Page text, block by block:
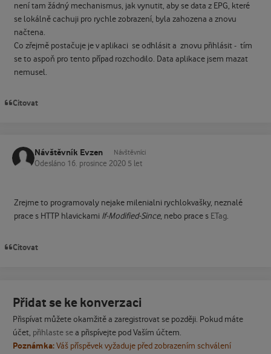
není tam žádný mechanismus, jak vynutit, aby se data z EPG, které
se lokálně cachuji pro rychle zobrazení, byla zahozena a znovu
načtena.
Co zřejmě postačuje je v aplikaci se odhlásit a znovu přihlásit - tím
se to aspoň pro tento případ rozchodilo. Data aplikace jsem mazat
nemusel.
Citovat
Návštěvník Evzen Návštěvníci
Odesláno 16. prosince 2020 5 let
Zrejme to programovaly nejake milenialni rychlokvašky, neznalé
prace s HTTP hlavickami If-Modified-Since, nebo prace s ETag.
Citovat
Přidat se ke konverzaci
Přispívat můžete okamžitě a zaregistrovat se později. Pokud máte
účet, přihlaste sea přispívejte pod Vaším účtem.
Poznámka:Váš příspěvek vyžaduje před zobrazením schválení